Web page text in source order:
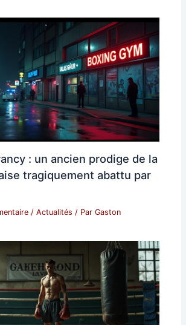
: un ancien prodige de la
tragiquement abattu par
/Actualités / ParGaston